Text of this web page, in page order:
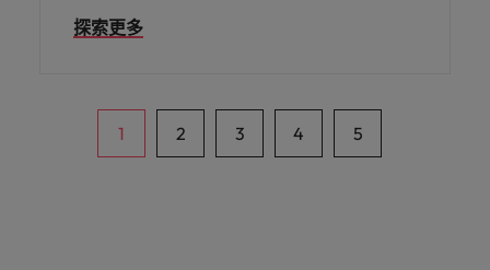
high-performance connectivity solutions. In
complex ASIC designs, working closely with
architecture, design, and system teams
throughout the development cycle. This is an
探索更多
1 2 3 4 5